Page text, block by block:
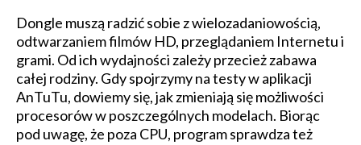
Dongle muszą radzić sobie z wielozadaniowością,
odtwarzaniem filmów HD, przeglądaniem Internetu i
grami. Od ich wydajności zależy przecież zabawa
całej rodziny. Gdy spojrzymy na testy w aplikacji
AnTuTu, dowiemy się, jak zmieniają się możliwości
procesorów w poszczególnych modelach. Biorąc
pod uwagę, że poza CPU, program sprawdza też